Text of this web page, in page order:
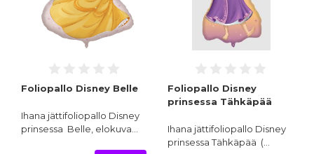
Foliopallo Disney Belle
Ihana jättifoliopallo Disney
prinsessa Belle, elokuva…
Foliopallo Disney
prinsessa Tähkäpää
Ihana jättifoliopallo Disney
prinsessa Tähkäpää (…